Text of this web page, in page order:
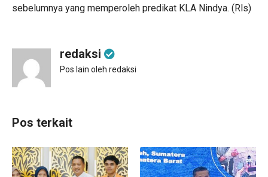
sebelumnya yang memperoleh predikat KLA Nindya. (Rls)
redaksi
Pos lain oleh redaksi
Pos terkait